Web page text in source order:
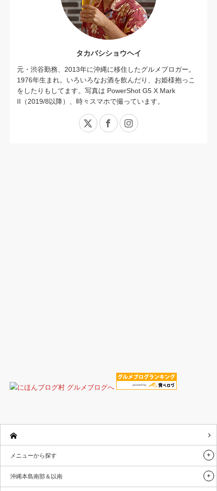
タカバシショウヘイ
元・渋谷勤務、2013年に沖縄に移住したグルメブロガー。
1976年生まれ。いろいろなお酒を飲んだり、お姫様抱っこ
をしたりもしてます。写真は PowerShot G5 X Mark
II（2019/8以降）、時々スマホで撮っています。
X FacebookInstagram
メニューから探す
沖縄本島南部＆以南